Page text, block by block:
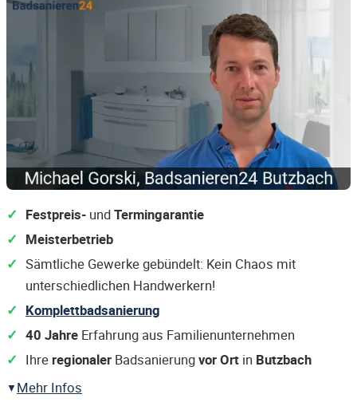
Festpreis- undTermingarantie
Meisterbetrieb
Sämtliche Gewerke gebündelt: Kein Chaos mit
unterschiedlichen Handwerkern!
Komplettbadsanierung
40 Jahre Erfahrung aus Familienunternehmen
Ihre regionaler Badsanierungvor Ort in Butzbach
Mehr Infos